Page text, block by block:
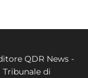
QDR News -
Tribunale di